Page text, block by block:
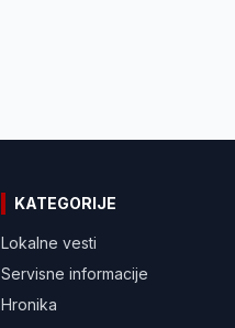
KATEGORIJE
Lokalne vesti
Servisne informacije
Hronika